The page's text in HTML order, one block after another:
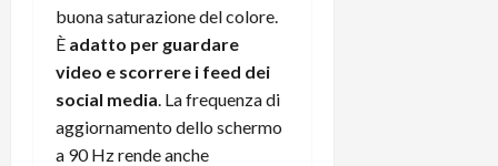
buona saturazione del colore.
È adatto per guardare
video e scorrere i feed dei
social media . La frequenza di
aggiornamento dello schermo
a 90 Hz rende anche